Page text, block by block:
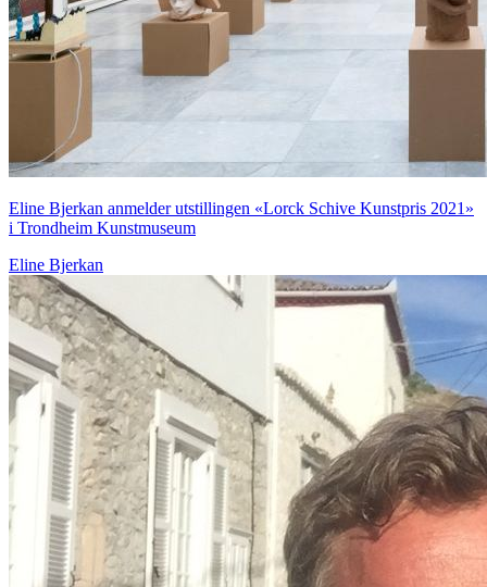
Eline Bjerkan anmelder utstillingen «Lorck Schive Kunstpris 2021»
i Trondheim Kunstmuseum
Eline Bjerkan